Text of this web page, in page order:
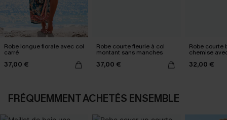
Robe longue florale avec col
carré
37,00 €
Robe courte fleurie à col
montant sans manches
37,00 €
Robe courte
chemise
32,00 €
FRÉQUEMMENT ACHETÉS ENSEMBLE